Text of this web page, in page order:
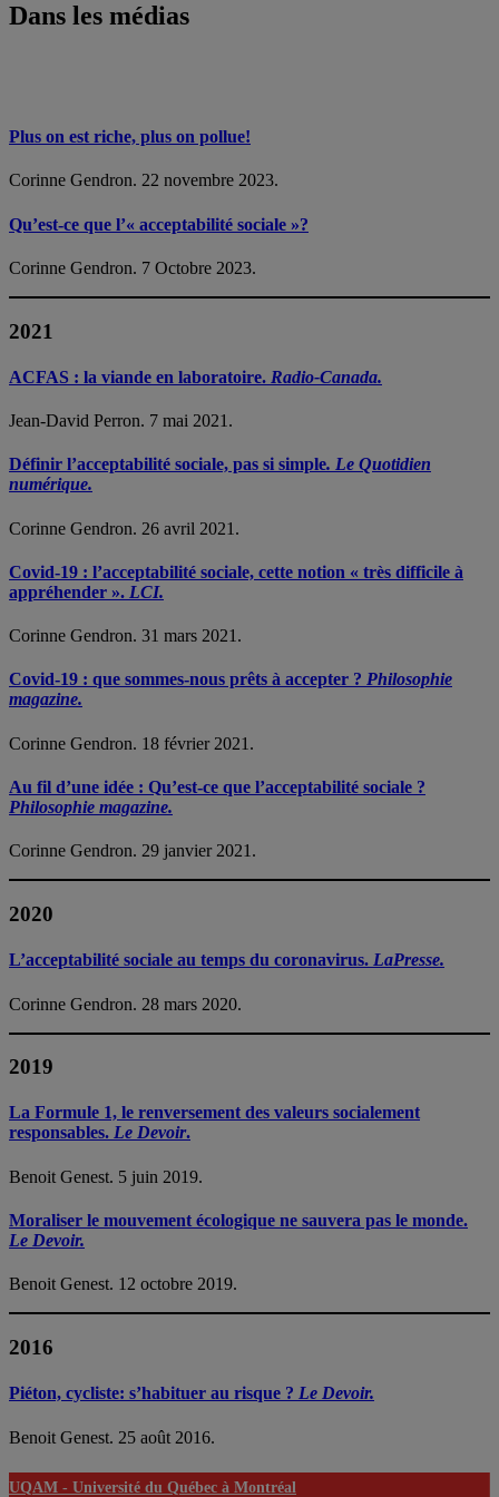
Dans les médias
Plus on est riche, plus on pollue!
Corinne Gendron. 22 novembre 2023.
Qu’est-ce que l’« acceptabilité sociale »?
Corinne Gendron. 7 Octobre 2023.
2021
ACFAS : la viande en laboratoire. Radio-Canada.
Jean-David Perron. 7 mai 2021.
Définir l’acceptabilité sociale, pas si simple. Le Quotidien
numérique.
Corinne Gendron. 26 avril 2021.
Covid-19 : l’acceptabilité sociale, cette notion « très difficile à
appréhender ». LCI.
Corinne Gendron. 31 mars 2021.
Covid-19 : que sommes-nous prêts à accepter ? Philosophie
magazine.
Corinne Gendron. 18 février 2021.
Au fil d’une idée : Qu’est-ce que l’acceptabilité sociale ?
Philosophie magazine.
Corinne Gendron. 29 janvier 2021.
2020
L’acceptabilité sociale au temps du coronavirus. LaPresse.
Corinne Gendron. 28 mars 2020.
2019
La Formule 1, le renversement des valeurs socialement
responsables. Le Devoir.
Benoit Genest. 5 juin 2019.
Moraliser le mouvement écologique ne sauvera pas le monde.
Le Devoir.
Benoit Genest. 12 octobre 2019.
2016
Piéton, cycliste: s’habituer au risque ? Le Devoir.
Benoit Genest. 25 août 2016.
UQAM - Université du Québec à Montréal